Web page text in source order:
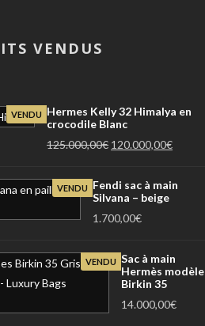
VENDUS
VENDU
Hermes Kelly 32 Himalya en
crocodile Blanc
125.000,00€ Le
initial
était :
125.000,00€.
120.000,00€Le
actuel
VENDU
Fendi sac à main
Silvana – beige
1.700,00€
VENDU Sac à main
Hermès modèle
Birkin 35
14.000,00€